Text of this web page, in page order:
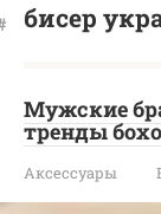
бисер
Мужские
тренды
Аксессуары